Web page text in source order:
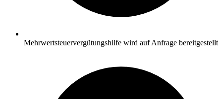
Mehrwertsteuervergütungshilfe wird auf Anfrage bereitgestellt